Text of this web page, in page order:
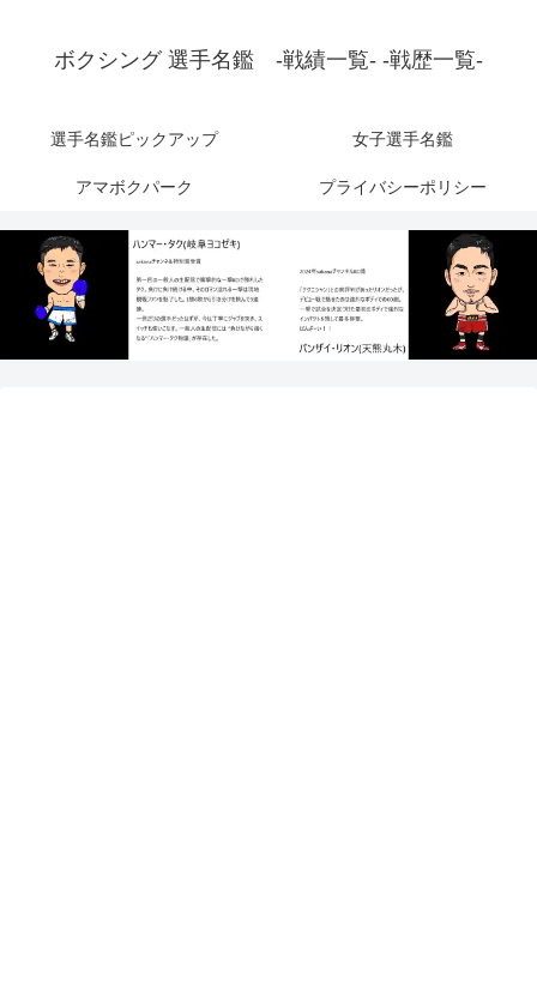
ボクシング 選手名鑑 -戦績一覧- -戦歴一覧-
選手名鑑ピックアップ 女子選手名鑑
アマボクパーク プライバシーポリシー